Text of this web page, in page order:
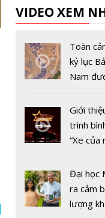
khi lướt
Project
tạo thế
theo
MISA
Nền
VIDEO XEM
Toàn
kỷ lục
Nam
năm
Giới
trình
“Xe của
Đại học
ra cảm
lượng